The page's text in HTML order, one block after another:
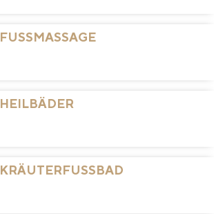
FUSSMASSAGE
HEILBÄDER
KRÄUTERFUSSBAD